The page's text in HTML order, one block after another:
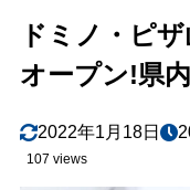
ドミノ・ピ
オープン!県
2022年1月18日
107 views